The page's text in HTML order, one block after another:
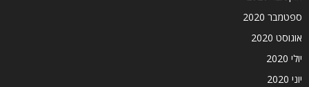
ספטמבר 2020
אוגוסט 2020
יולי 2020
יוני 2020